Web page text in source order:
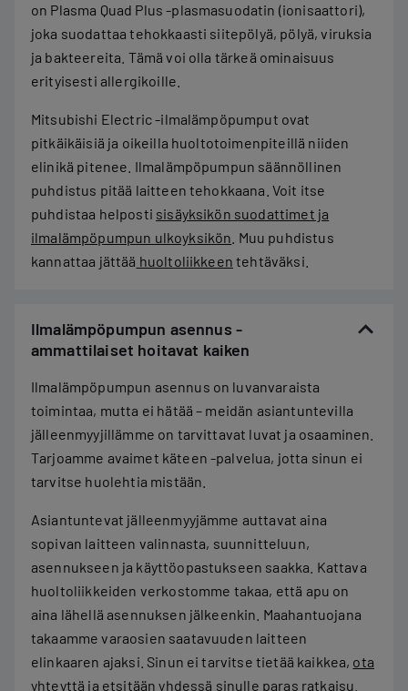
on Plasma Quad Plus -plasmasuodatin (ionisaattori),
joka suodattaa tehokkaasti siitepölyä, pölyä, viruksia
ja bakteereita. Tämä voi olla tärkeä ominaisuus
erityisesti allergikoille.
Mitsubishi Electric -ilmalämpöpumput ovat
pitkäikäisiä ja oikeilla huoltotoimenpiteillä niiden
elinikä pitenee. Ilmalämpöpumpun säännöllinen
puhdistus pitää laitteen tehokkaana. Voit itse
puhdistaa helposti sisäyksikön suodattimet ja
ilmalämpöpumpun ulkoyksikön . Muu puhdistus
kannattaa jättää huoltoliikkeen tehtäväksi.
Ilmalämpöpumpun asennus -
ammattilaiset hoitavat kaiken
Ilmalämpöpumpun asennus on luvanvaraista
toimintaa, mutta ei hätää – meidän asiantuntevilla
jälleenmyyjillämme on tarvittavat luvat ja osaaminen.
Tarjoamme avaimet käteen -palvelua, jotta sinun ei
tarvitse huolehtia mistään.
Asiantuntevat jälleenmyyjämme auttavat aina
sopivan laitteen valinnasta, suunnitteluun,
asennukseen ja käyttöopastukseen saakka. Kattava
huoltoliikkeiden verkostomme takaa, että apu on
aina lähellä asennuksen jälkeenkin. Maahantuojana
takaamme varaosien saatavuuden laitteen
elinkaaren ajaksi. Sinun ei tarvitse tietää kaikkea, ota
yhteyttä ja etsitään yhdessä sinulle paras ratkaisu.